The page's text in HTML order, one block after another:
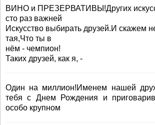
ВИНО и ПРЕЗЕРВАТИВЫ!Других
сто раз важней
Искусство выбирать друзей.И скажем
тая,Что ты в
нём - чемпион!
Таких друзей, как я, -
Один на миллион!Именем нашей
тебя с Днем Рождения и
особо крупном